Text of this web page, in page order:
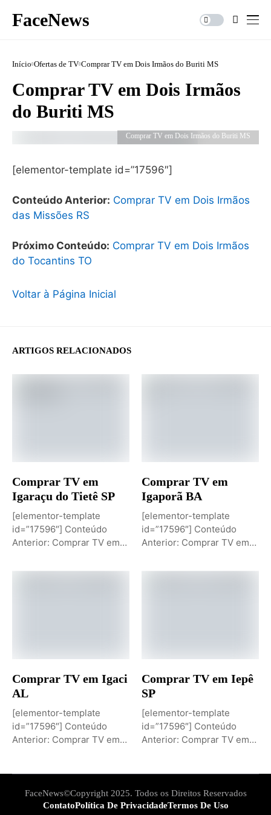
FaceNews
Início Ofertas de TV Comprar TV em Dois Irmãos do Buriti MS
Comprar TV em Dois Irmãos
do Buriti MS
Comprar TV em Dois Irmãos do Buriti MS
[elementor-template id=”17596″]
Conteúdo Anterior: Comprar TV em Dois Irmãos
das Missões RS
Próximo Conteúdo: Comprar TV em Dois Irmãos
do Tocantins TO
Voltar à Página Inicial
ARTIGOS RELACIONADOS
Comprar TV em
Igaraçu do Tietê SP
[elementor-template
id=”17596″] Conteúdo
Anterior: Comprar TV em
Conteúdo: Sobremesa de...
Comprar TV em
Igaporã BA
[elementor-template
id=”17596″] Conteúdo
Anterior: Comprar TV em
Comprar TV...
Comprar TV em Igaci
AL
[elementor-template
id=”17596″] Conteúdo
Anterior: Comprar TV em
Comprar TV em Iepê
SP
[elementor-template
id=”17596″] Conteúdo
Anterior: Comprar TV em
FaceNews©Copyright 2025. Todos os Direitos Reservados
ContatoPolítica De PrivacidadeTermos De Uso